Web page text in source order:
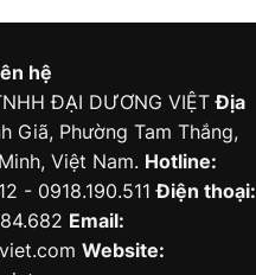
hệ
ĐẠI DƯƠNG VIỆTĐịa
Giã, Phường Tam Thắng,
Việt Nam. Hotline:
- 0918.190.511Điện thoại:
Email:
Website: